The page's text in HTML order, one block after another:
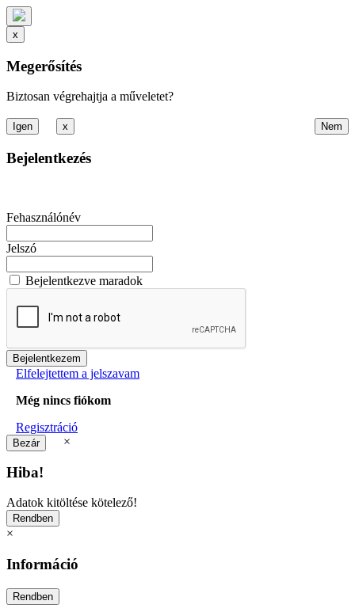
x
Megerősítés
Biztosan végrehajtja a műveletet?
x
Bejelentkezés
Fehasználónév
Jelszó
Bejelentkezve maradok
Elfelejtettem a jelszavam
Még nincs fiókom
Regisztráció
×
Hiba!
Adatok kitöltése kötelező!
×
Információ